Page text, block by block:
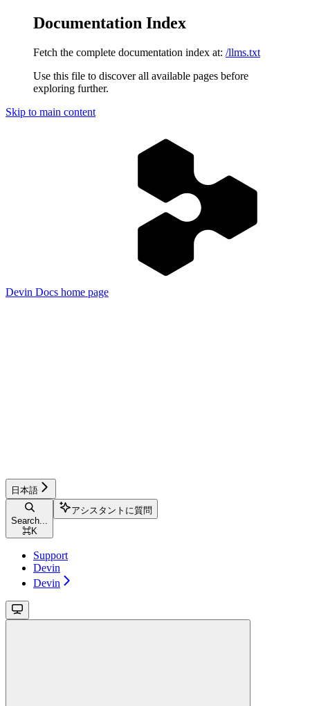
Documentation Index
Fetch the complete documentation index at: /llms.txt
Use this file to discover all available pages before
exploring further.
Skip to main content
Devin Docs home page
日本語
Search...
⌘K
アシスタントに質問
Support
Devin
Devin